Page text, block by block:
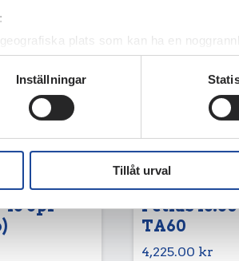
plats som kan ha en
aktivt skanna den för specifika
uppgifter behandlas och ställ in dina
helst från cookie-förklaringen.
anpassa innehållet och annonserna till
analysföretag som vi samarbetar med.
Inställningar
Tillåt urval
16 8pr
Petlas
TA60
4,225.00 kr